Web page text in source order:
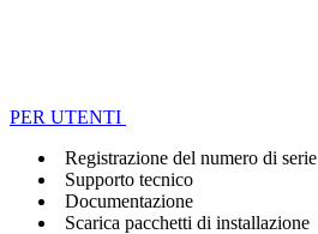
PER UTENTI
Registrazione del numero di serie
Supporto tecnico
Documentazione
Scarica pacchetti di installazione